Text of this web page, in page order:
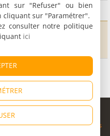
Basket Dordogne
- 2026
|CGU|Informations
sur "Refuser" ou bien
cliquant sur "Paramétrer".
consulter notre politique
ici